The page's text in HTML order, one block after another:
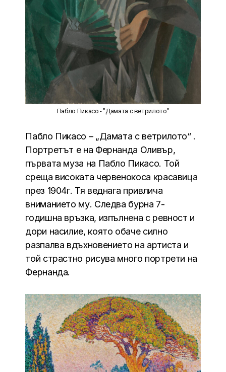
Пабло Пикасо - "Дамата с ветрилото"
Пабло Пикасо – „Дамата с ветрилото“ .
Портретът е на Фернанда Оливър,
първата муза на Пабло Пикасо. Той
среща високата червенокоса красавица
през 1904г. Тя веднага привлича
вниманието му. Следва бурна 7-
годишна връзка, изпълнена с ревност и
дори насилие, която обаче силно
разпалва вдъхновението на артиста и
той страстно рисува много портрети на
Фернанда.